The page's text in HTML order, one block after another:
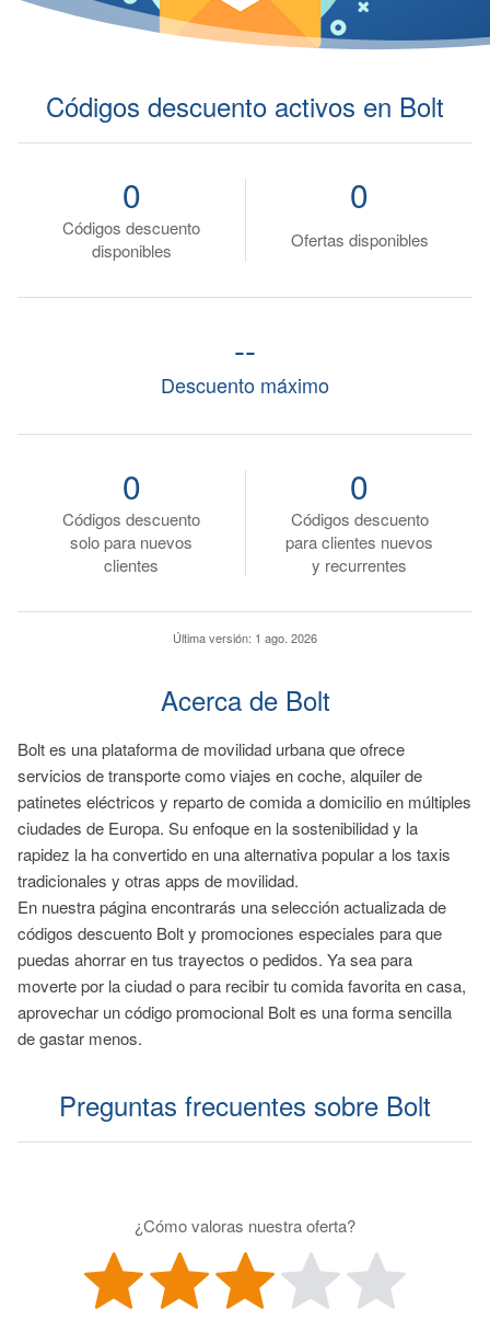
Códigos descuento activos en Bolt
Códigos descuento
disponibles
0
Ofertas disponibles
0
Descuento máximo
--
Códigos descuento
solo para nuevos
clientes
0
Códigos descuento
para clientes nuevos
y recurrentes
0
Última versión: 1 ago. 2026
Acerca de Bolt
Bolt es una plataforma de movilidad urbana que ofrece
servicios de transporte como viajes en coche, alquiler de
patinetes eléctricos y reparto de comida a domicilio en múltiples
ciudades de Europa. Su enfoque en la sostenibilidad y la
rapidez la ha convertido en una alternativa popular a los taxis
tradicionales y otras apps de movilidad.
En nuestra página encontrarás una selección actualizada de
códigos descuento Bolt y promociones especiales para que
puedas ahorrar en tus trayectos o pedidos. Ya sea para
moverte por la ciudad o para recibir tu comida favorita en casa,
aprovechar un código promocional Bolt es una forma sencilla
de gastar menos.
Preguntas frecuentes sobre Bolt
¿Cómo valoras nuestra oferta?